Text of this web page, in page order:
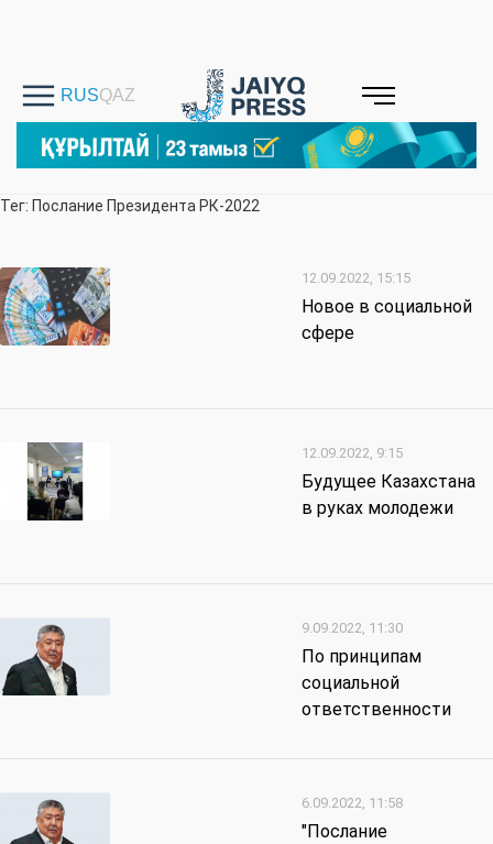
Тег: Послание Президента РК-2022
12.09.2022, 15:15
Новое в социальной
сфере
12.09.2022, 9:15
Будущее Казахстана
в руках молодежи
9.09.2022, 11:30
По принципам
социальной
ответственности
6.09.2022, 11:58
"Послание